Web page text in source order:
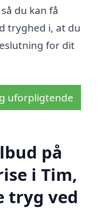
du kan få
tryghed i, at du
for dit
uforpligtende
på
i Tim,
tryg ved